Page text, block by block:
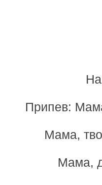
Припев:
Мама,
Мама,